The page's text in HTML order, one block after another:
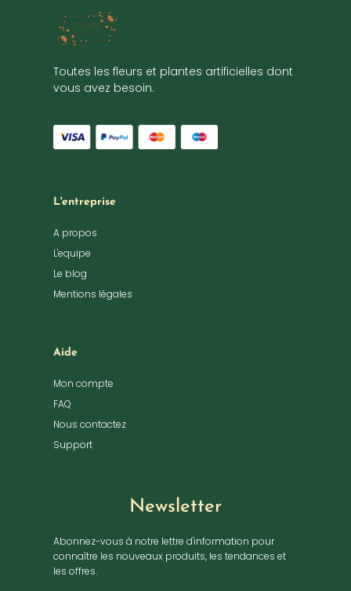
Toutes les fleurs et plantes artificielles dont
vous avez besoin.
L'entreprise
A propos
L'equipe
Le blog
Mentions légales
Aide
Mon compte
FAQ
Nous contactez
Support
Newsletter
Abonnez-vous à notre lettre d'information pour
connaître les nouveaux produits, les tendances et
les offres.